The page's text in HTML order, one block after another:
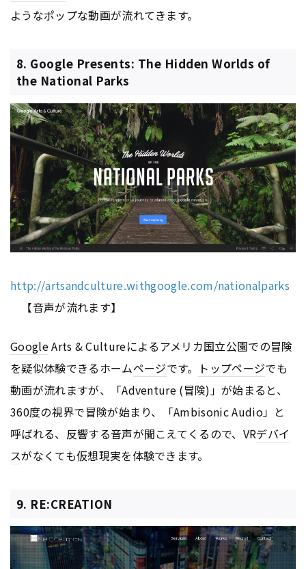
ようなポップな動画が流れてきます。
8. Google Presents: The Hidden Worlds of
the National Parks
http://artsandculture.withgoogle.com/nationalparks
【音声が流れます】
GoogleArts & Cultureによるアメリカ国立公園での冒険
を疑似体験できるホームページです。 トップページでも
動画が流れますが、「Adventure (冒険)」が始まると、
360度の視界で冒険が始まり、「Ambisonic Audio」と
呼ばれる、反響する音声が聞こえてくるので、VRデバイ
スがなくても仮想現実を体験できます。
9. RE:CREATION